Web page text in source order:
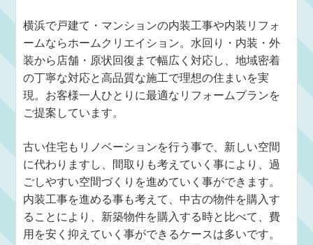
横浜で戸建て・マンションの内装工事や内装リフォ
ームならホームクリエイション。水回り・内装・外
装から店舗・原状回復まで幅広く対応し、地域密着
の丁寧な対応と高品質な施工で理想の住まいを実
現。お客様一人ひとりに最適なリフォームプランを
ご提案しています。
古い住宅もリノベーションを行う事で、新しい空間
に代わりますし、間取りも考えていく事により、過
ごしやすい空間づくりを進めていく事ができます。
内装工事を進める事も考えて、中古の物件を購入す
ることにより、新築物件を購入する時と比べて、費
用を安く抑えていく事ができるケースは多いです。